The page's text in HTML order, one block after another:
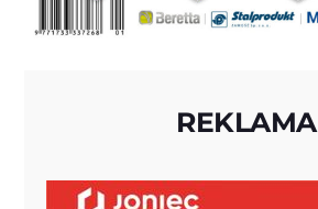
REKLAMA